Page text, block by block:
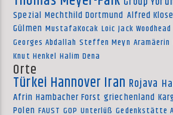
Spezial Mechthild Dortmund Alfred Klose
Gülmen MustafaKocak Loic Jack Woodhead
Georges Abdallah Steffen Meyn Aramäerin
Knut Henkel Halim Dena
Orte
Türkei Hannover Iran Rojava
Afrin Hambacher Forst griechenland
Polen FAUST GOP Unterlüß Gedenkstätte